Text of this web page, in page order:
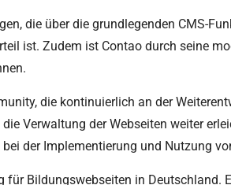
die über die grundlegenden CMS-
ist. Zudem ist Contao durch seine
die kontinuierlich an der
Verwaltung der Webseiten weiter
der Implementierung und Nutzung
für Bildungswebseiten in